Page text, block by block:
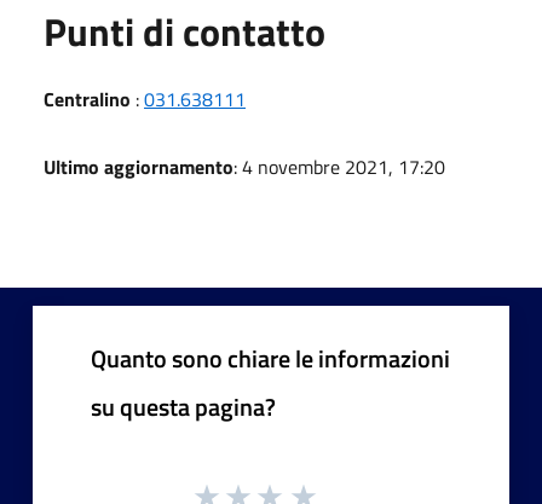
Punti di contatto
Centralino :031.638111
Ultimo aggiornamento: 4 novembre 2021, 17:20
Quanto sono chiare le informazioni
su questa pagina?